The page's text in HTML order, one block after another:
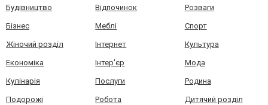
Будівництво Відпочинок Розваги
Бізнес Меблі Спорт
Жіночий розділ Інтернет Культура
Економіка Інтер'єр Мода
Кулінарія Послуги Родина
Подорожі Робота Дитячий розділ